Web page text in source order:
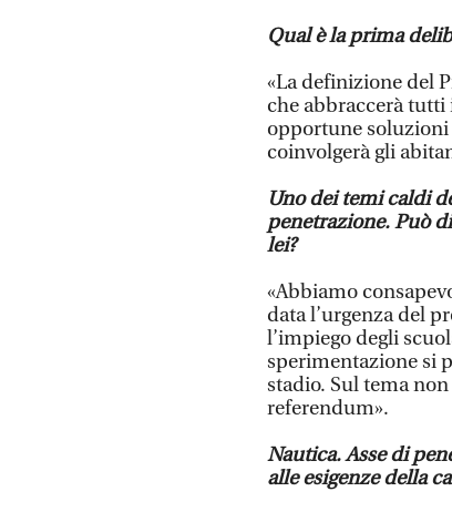
Qual è la prima
«La definizione del
che abbraccerà tutti
opportune soluzioni
coinvolgerà gli
Uno dei temi caldi
penetrazione. Può
lei?
«Abbiamo
data l’urgenza del
l’impiego degli
sperimentazione si
stadio. Sul tema
referendum».
Nautica. Asse di
alle esigenze della